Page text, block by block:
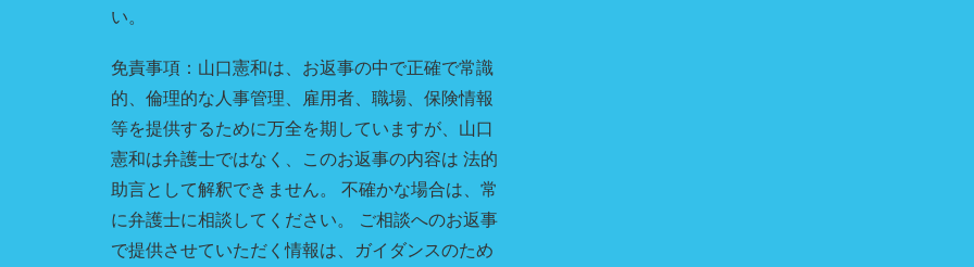
い。
免責事項：山口憲和は、お返事の中で正確で常識
的、倫理的な人事管理、雇用者、職場、保険情報
等を提供するために万全を期していますが、山口
憲和は弁護士ではなく、このお返事の内容は 法的
助言として解釈できません。 不確かな場合は、常
に弁護士に相談してください。 ご相談へのお返事
で提供させていただく情報は、ガイダンスのため